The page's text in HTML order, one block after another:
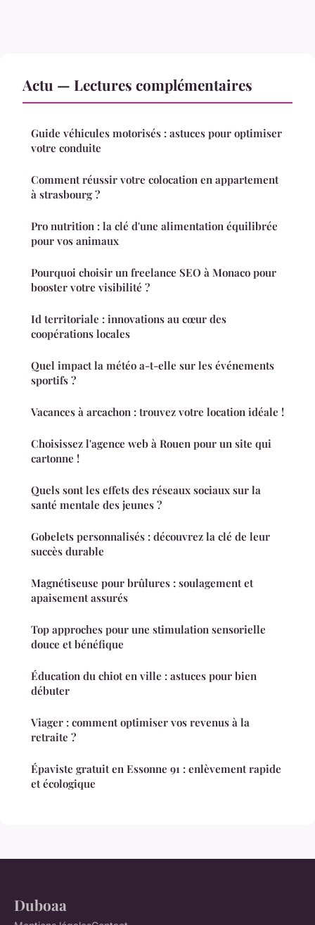
Actu — Lectures complémentaires
Guide véhicules motorisés : astuces pour optimiser
votre conduite
Comment réussir votre colocation en appartement
à strasbourg ?
Pro nutrition : la clé d'une alimentation équilibrée
pour vos animaux
Pourquoi choisir un freelance SEO à Monaco pour
booster votre visibilité ?
Id territoriale : innovations au cœur des
coopérations locales
Quel impact la météo a-t-elle sur les événements
sportifs ?
Vacances à arcachon : trouvez votre location idéale !
Choisissez l'agence web à Rouen pour un site qui
cartonne !
Quels sont les effets des réseaux sociaux sur la
santé mentale des jeunes ?
Gobelets personnalisés : découvrez la clé de leur
succès durable
Magnétiseuse pour brûlures : soulagement et
apaisement assurés
Top approches pour une stimulation sensorielle
douce et bénéfique
Éducation du chiot en ville : astuces pour bien
débuter
Viager : comment optimiser vos revenus à la
retraite ?
Épaviste gratuit en Essonne 91 : enlèvement rapide
et écologique
Duboaa